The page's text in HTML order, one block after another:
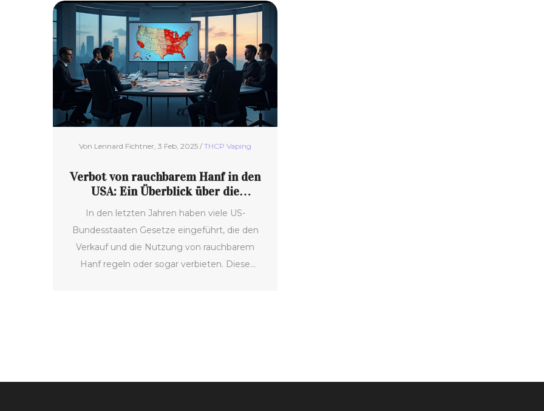
Von Lennard Fichtner, 3 Feb, 2025 / THCP Vaping
Verbot von rauchbarem Hanf in den
USA: Ein Überblick über die
gesetzlichen Bestimmungen
In den letzten Jahren haben viele US-
Bundesstaaten Gesetze eingeführt, die den
Verkauf und die Nutzung von rauchbarem
Hanf regeln oder sogar verbieten. Diese
solche Verbote bestehen und welche